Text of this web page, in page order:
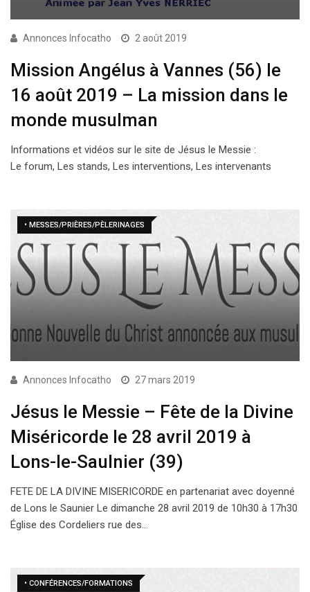
Annonces Infocatho 2 août 2019
Mission Angélus à Vannes (56) le
16 août 2019 – La mission dans le
monde musulman
Informations et vidéos sur le site de Jésus le Messie :
Le forum, Les stands, Les interventions, Les intervenants
• MESSES/PRIÈRES/PÈLERINAGES
Annonces Infocatho 27 mars 2019
Jésus le Messie – Fête de la Divine
Miséricorde le 28 avril 2019 à
Lons-le-Saulnier (39)
FETE DE LA DIVINE MISERICORDE en partenariat avec doyenné
de Lons le Saunier Le dimanche 28 avril 2019 de 10h30 à 17h30
Église des Cordeliers rue des…
• CONFÉRENCES/FORMATIONS